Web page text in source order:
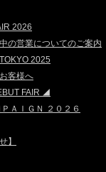
2026
の営業についてのご案内
2025
客様へ
FAIR ◢
ＡＩＧＮ ２０２６
】